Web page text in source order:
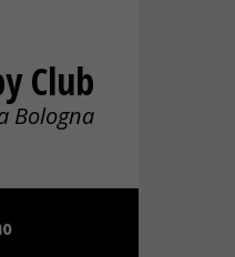
Club
Bologna